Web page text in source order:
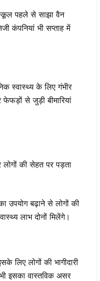
स्कूल पहले से साझा वैन
कंपनियां भी सप्ताह में
स्वास्थ्य के लिए गंभीर
से जुड़ी बीमारियां
लोगों की सेहत पर पड़ता
उपयोग बढ़ाने से लोगों की
लाभ दोनों मिलेंगे।
लोगों की भागीदारी
इसका वास्तविक असर